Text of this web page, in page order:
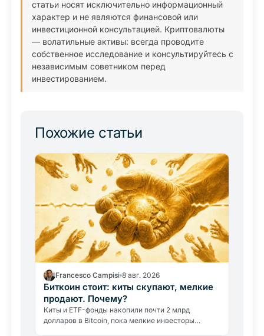
статьи носят исключительно информационный
характер и не являются финансовой или
инвестиционной консультацией. Криптовалюты
— волатильные активы: всегда проводите
собственное исследование и консультируйтесь с
независимым советником перед
инвестированием.
Похожие статьи
Francesco Campisi 8 авг. 2026
Биткоин стоит: киты скупают, мелкие
продают. Почему?
Киты и ETF-фонды накопили почти 2 млрд
долларов в Bitcoin, пока мелкие инвесторы